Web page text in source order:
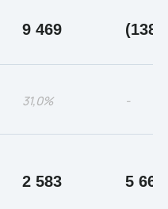
9 469 (138)
31,0% -
2 583 5